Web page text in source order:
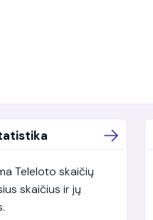
Teleloto skaičių
skaičius ir jų